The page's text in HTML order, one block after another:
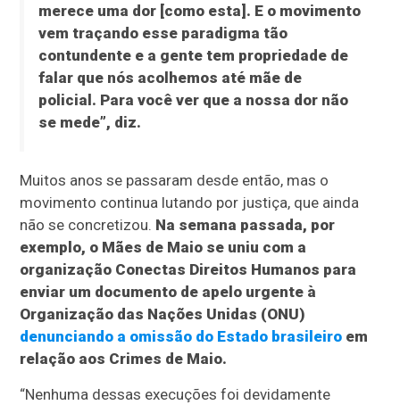
merece uma dor [como esta]. E o movimento
vem traçando esse paradigma tão
contundente e a gente tem propriedade de
falar que nós acolhemos até mãe de
policial. Para você ver que a nossa dor não
se mede”, diz.
Muitos anos se passaram desde então, mas o
movimento continua lutando por justiça, que ainda
não se concretizou. Na semana passada, por
exemplo, o Mães de Maio se uniu com a
organização Conectas Direitos Humanos para
enviar um documento de apelo urgente à
Organização das Nações Unidas (ONU)
denunciando a omissão do Estado brasileiro em
relação aos Crimes de Maio.
“Nenhuma dessas execuções foi devidamente